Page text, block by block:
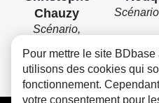
Chauzy
Scénario,
Pour mettre le site
utilisons des cookies qui
fonctionnement.
votre consentement pour